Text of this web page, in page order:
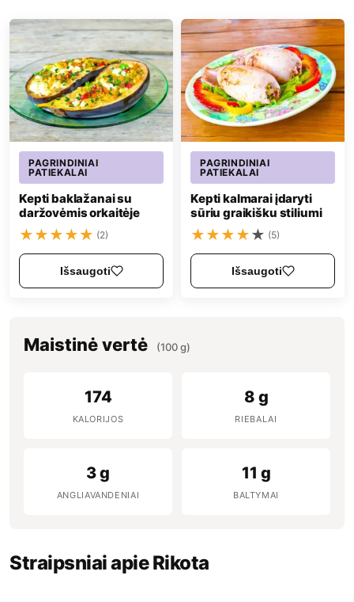
PAGRINDINIAI
PATIEKALAI
Kepti baklažanai su
daržovėmis orkaitėje
★★★★★ (2)
Išsaugoti
PAGRINDINIAI
PATIEKALAI
Kepti kalmarai įdaryti
sūriu graikišku stiliumi
★★★★★ (5)
Išsaugoti
Maistinė vertė (100 g)
174
KALORIJOS
8 g
RIEBALAI
3 g
ANGLIAVANDENIAI
11 g
BALTYMAI
Straipsniai apie Rikota